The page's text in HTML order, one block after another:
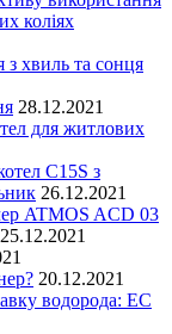
коліях
з хвиль та сонця
28.12.2021
для житлових
C15S з
26.12.2021
ATMOS ACD 03
25.12.2021
20.12.2021
водорода: EC